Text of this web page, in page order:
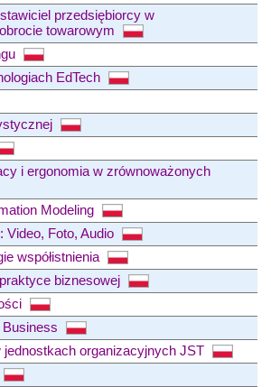
przedsiębiorcy w
towarowym
EdTech
i ergonomia w zrównoważonych
Modeling
Video, Foto, Audio
współistnienia
biznesowej
jednostkach organizacyjnych JST